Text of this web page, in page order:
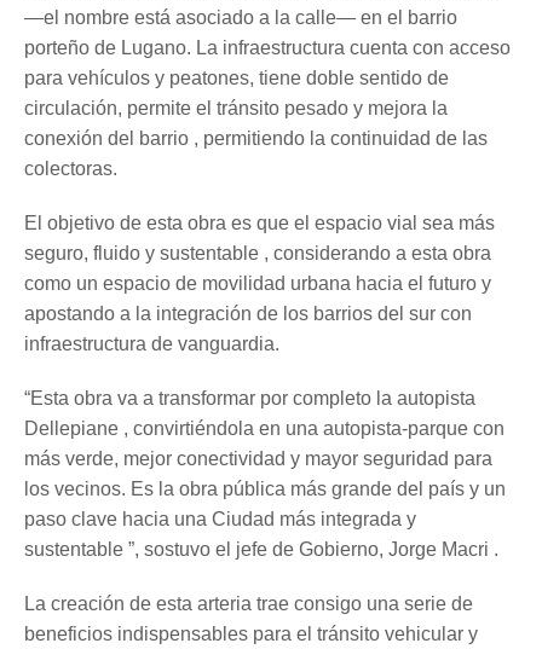
—el nombre está asociado a la calle— en el barrio
porteño de Lugano. La infraestructura cuenta con acceso
para vehículos y peatones, tiene doble sentido de
circulación, permite el tránsito pesado y mejora la
conexión del barrio , permitiendo la continuidad de las
colectoras.
El objetivo de esta obra es que el espacio vial sea más
seguro, fluido y sustentable , considerando a esta obra
como un espacio de movilidad urbana hacia el futuro y
apostando a la integración de los barrios del sur con
infraestructura de vanguardia.
“Esta obra va a transformar por completo la autopista
Dellepiane , convirtiéndola en una autopista-parque con
más verde, mejor conectividad y mayor seguridad para
los vecinos. Es la obra pública más grande del país y un
paso clave hacia una Ciudad más integrada y
sustentable ”, sostuvo el jefe de Gobierno, Jorge Macri .
La creación de esta arteria trae consigo una serie de
beneficios indispensables para el tránsito vehicular y